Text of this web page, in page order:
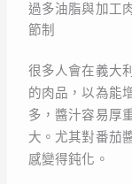
過多油脂與加工
節制
很多人會在義大
的肉品，以為能
多，醬汁容易厚
大。尤其對番茄
感變得鈍化。